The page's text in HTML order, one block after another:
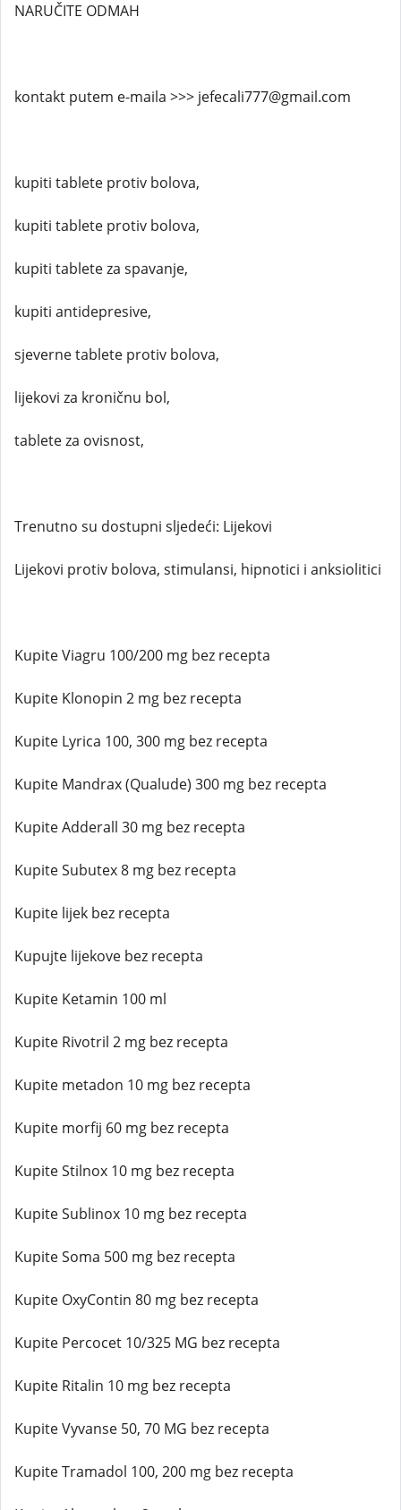
NARUČITE ODMAH
kontakt putem e-maila >>> jefecali777@gmail.com
kupiti tablete protiv bolova,
kupiti tablete protiv bolova,
kupiti tablete za spavanje,
kupiti antidepresive,
sjeverne tablete protiv bolova,
lijekovi za kroničnu bol,
tablete za ovisnost,
Trenutno su dostupni sljedeći: Lijekovi
Lijekovi protiv bolova, stimulansi, hipnotici i anksiolitici
Kupite Viagru 100/200 mg bez recepta
Kupite Klonopin 2 mg bez recepta
Kupite Lyrica 100, 300 mg bez recepta
Kupite Mandrax (Qualude) 300 mg bez recepta
Kupite Adderall 30 mg bez recepta
Kupite Subutex 8 mg bez recepta
Kupite lijek bez recepta
Kupujte lijekove bez recepta
Kupite Ketamin 100 ml
Kupite Rivotril 2 mg bez recepta
Kupite metadon 10 mg bez recepta
Kupite morfij 60 mg bez recepta
Kupite Stilnox 10 mg bez recepta
Kupite Sublinox 10 mg bez recepta
Kupite Soma 500 mg bez recepta
Kupite OxyContin 80 mg bez recepta
Kupite Percocet 10/325 MG bez recepta
Kupite Ritalin 10 mg bez recepta
Kupite Vyvanse 50, 70 MG bez recepta
Kupite Tramadol 100, 200 mg bez recepta